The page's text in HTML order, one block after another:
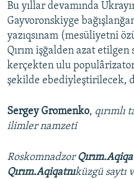
Bu yıllar devamında
Gayvoronskiyge
yazıqsınam (mesüliyetni
Qırım işğalden azat
kerçekten ulu
şekilde ebediyleştirilecek,
Sergey Gromenko, qırımlı
ilimler namzeti
Roskomnadzor
Qırım.Aqiqatnıküzgü saytı